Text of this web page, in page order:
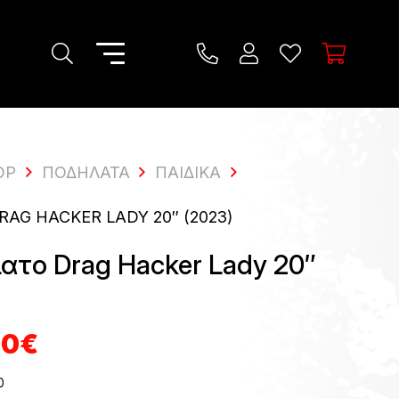
ΠΟΔΉΛΑΤΑ
ΠΑΙΔΙΚΆ
HACKER LADY 20″ (2023)
Drag Hacker Lady 20″
€Η